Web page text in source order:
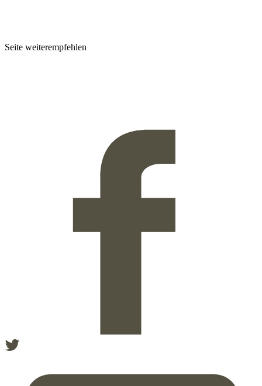
Seite weiterempfehlen